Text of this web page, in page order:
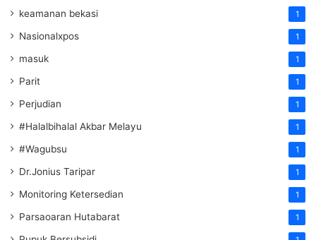
keamanan bekasi 1
Nasionalxpos 1
masuk 1
Parit 1
Perjudian 1
#Halalbihalal Akbar Melayu 1
#Wagubsu 1
Dr.Jonius Taripar 1
Monitoring Ketersedian 1
Parsaoaran Hutabarat 1